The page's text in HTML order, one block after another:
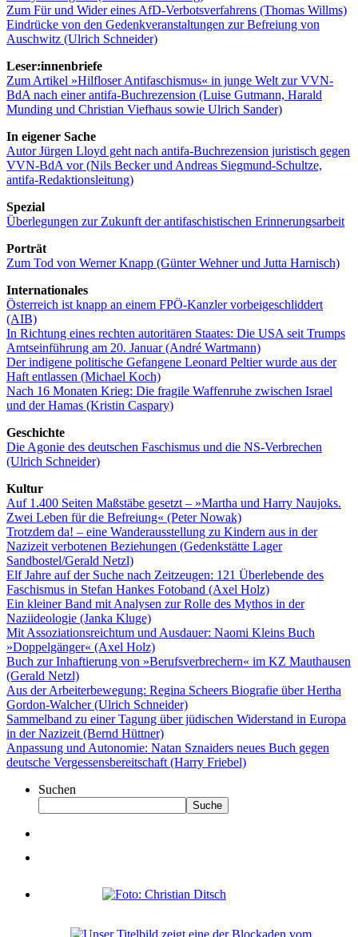
Zum Für und Wider eines AfD-Verbotsverfahrens (Thomas Willms)
Eindrücke von den Gedenkveranstaltungen zur Befreiung von
Auschwitz (Ulrich Schneider)
Leser:innenbriefe
Zum Artikel »Hilfloser Antifaschismus« in junge Welt zur VVN-
BdA nach einer antifa-Buchrezension (Luise Gutmann, Harald
Munding und Christian Viefhaus sowie Ulrich Sander)
In eigener Sache
Autor Jürgen Lloyd geht nach antifa-Buchrezension juristisch gegen
VVN-BdA vor (Nils Becker und Andreas Siegmund-Schultze,
antifa-Redaktionsleitung)
Spezial
Überlegungen zur Zukunft der antifaschistischen Erinnerungsarbeit
Porträt
Zum Tod von Werner Knapp (Günter Wehner und Jutta Harnisch)
Internationales
Österreich ist knapp an einem FPÖ-Kanzler vorbeigeschliddert
(AIB)
In Richtung eines rechten autoritären Staates: Die USA seit Trumps
Amtseinführung am 20. Januar (André Wartmann)
Der indigene politische Gefangene Leonard Peltier wurde aus der
Haft entlassen (Michael Koch)
Nach 16 Monaten Krieg: Die fragile Waffenruhe zwischen Israel
und der Hamas (Kristin Caspary)
Geschichte
Die Agonie des deutschen Faschismus und die NS-Verbrechen
(Ulrich Schneider)
Kultur
Auf 1.400 Seiten Maßstäbe gesetzt – »Martha und Harry Naujoks.
Zwei Leben für die Befreiung« (Peter Nowak)
Trotzdem da! – eine Wanderausstellung zu Kindern aus in der
Nazizeit verbotenen Beziehungen (Gedenkstätte Lager
Sandbostel/Gerald Netzl)
Elf Jahre auf der Suche nach Zeitzeugen: 121 Überlebende des
Faschismus in Stefan Hankes Fotoband (Axel Holz)
Ein kleiner Band mit Analysen zur Rolle des Mythos in der
Naziideologie (Janka Kluge)
Mit Assoziationsreichtum und Ausdauer: Naomi Kleins Buch
»Doppelgänger« (Axel Holz)
Buch zur Inhaftierung von »Berufsverbrechern« im KZ Mauthausen
(Gerald Netzl)
Aus der Arbeiterbewegung: Regina Scheers Biografie über Hertha
Gordon-Walcher (Ulrich Schneider)
Sammelband zu einer Tagung über jüdischen Widerstand in Europa
in der Nazizeit (Bernd Hüttner)
Anpassung und Autonomie: Natan Sznaiders neues Buch gegen
deutsche Vergessensbereitschaft (Harry Friebel)
Suchen
Suche